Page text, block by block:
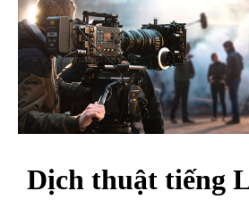
Dịch thuật tiếng